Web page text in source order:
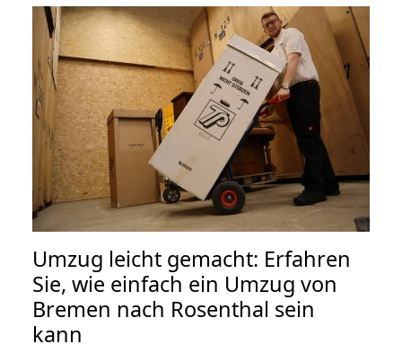
Umzug leicht gemacht: Erfahren
Sie, wie einfach ein Umzug von
Bremen nach Rosenthal sein
kann